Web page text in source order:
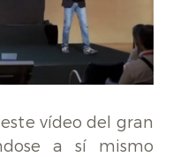
vídeo del gran
a sí mismo